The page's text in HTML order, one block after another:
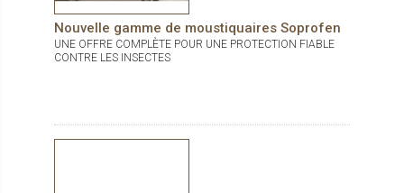
Nouvelle gamme de moustiquaires Soprofen
UNE OFFRE COMPLÈTE POUR UNE PROTECTION FIABLE
CONTRE LES INSECTES